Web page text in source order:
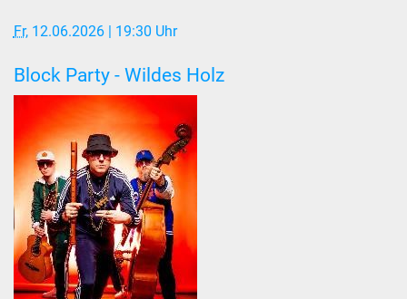
Ansprechpartner
Fr, 12.06.2026| 19:30 Uhr
Block Party - Wildes Holz